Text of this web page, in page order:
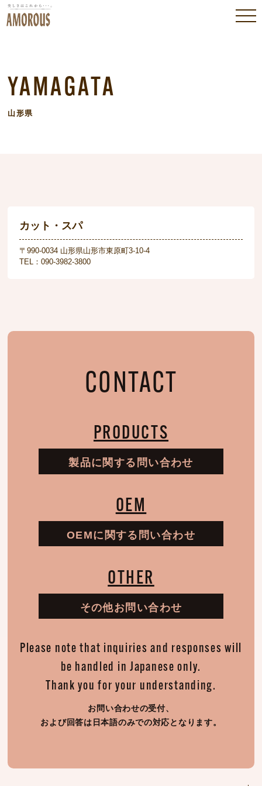
YAMAGATA
山形県
カット・スパ
〒990-0034 山形県山形市東原町3-10-4
TEL：090-3982-3800
CONTACT
PRODUCTS
製品に関する問い合わせ
OEM
OEMに関する問い合わせ
OTHER
その他お問い合わせ
Please note that inquiries and responses will
be handled in Japanese only.
Thank you for your understanding.
お問い合わせの受付、
および回答は日本語のみでの対応となります。